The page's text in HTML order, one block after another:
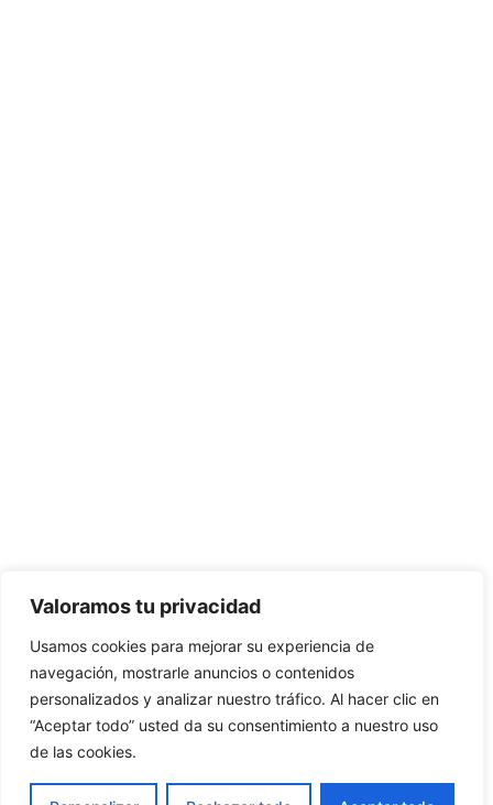
Valoramos tu privacidad
Usamos cookies para mejorar su experiencia de
navegación, mostrarle anuncios o contenidos
personalizados y analizar nuestro tráfico. Al hacer clic en
“Aceptar todo” usted da su consentimiento a nuestro uso
de las cookies.